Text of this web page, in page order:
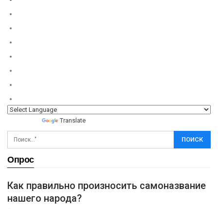
Translate
Опрос
Как правильно произносить самоназвание
нашего народа?